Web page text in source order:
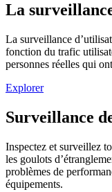
La
La surveillance
fonction du trafic
personnes réelles qui
Explorer
Surveillance
Inspectez et surveillez
les goulots
problèmes de
équipements.